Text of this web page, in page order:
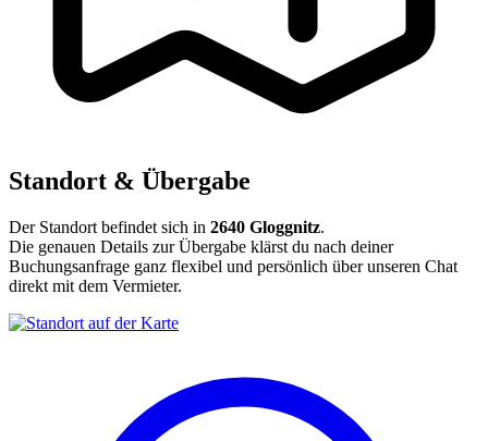
Standort & Übergabe
Der Standort befindet sich in 2640 Gloggnitz.
Die genauen Details zur Übergabe klärst du nach deiner
Buchungsanfrage ganz flexibel und persönlich über unseren Chat
direkt mit dem Vermieter.